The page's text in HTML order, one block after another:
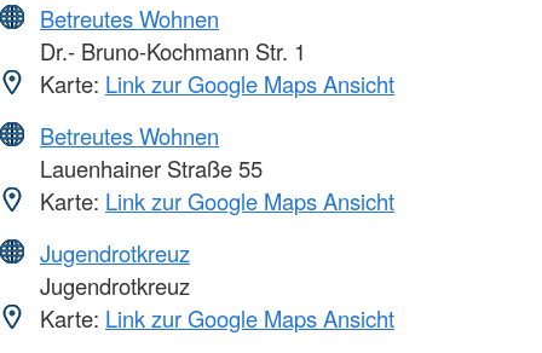
Betreutes Wohnen
Dr.- Bruno-Kochmann Str. 1
Karte: Link zur Google Maps Ansicht
Betreutes Wohnen
Lauenhainer Straße 55
Karte: Link zur Google Maps Ansicht
Jugendrotkreuz
Jugendrotkreuz
Karte: Link zur Google Maps Ansicht